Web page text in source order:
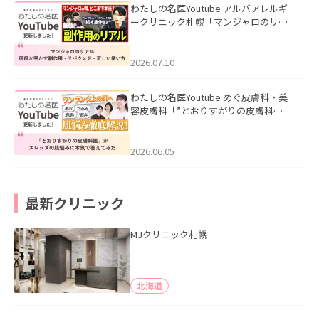
わたしの名医Youtube アルバアレルギ
ークリニック札幌「マンジャロのリア
た。
2026.07.10
わたしの名医Youtube めぐ皮膚科・美
容皮膚科「”とおりすがりの皮膚科
2026.06.05
最新クリニック
MJクリニック札幌
北海道